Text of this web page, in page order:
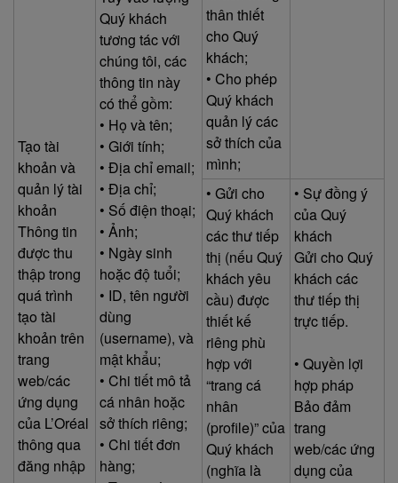
Tạo tài
khoản và
quản lý tài
khoản
Thông tin
được thu
thập trong
quá trình
tạo tài
khoản trên
trang
web/các
ứng dụng
của L’Oréal
thông qua
đăng nhập
Quý khách
tương tác với
chúng tôi, các
thông tin này
có thể gồm:
• Họ và tên;
• Giới tính;
• Địa chỉ email;
• Địa chỉ;
• Số điện thoại;
• Ảnh;
• Ngày sinh
hoặc độ tuổi;
• ID, tên người
dùng
(username), và
mật khẩu;
• Chi tiết mô tả
cá nhân hoặc
sở thích riêng;
• Chi tiết đơn
hàng;
thân thiết
cho Quý
khách;
• Cho phép
Quý khách
quản lý các
sở thích của
mình;
• Gửi cho
Quý khách
các thư tiếp
thị (nếu Quý
khách yêu
cầu) được
thiết kế
riêng phù
hợp với
“trang cá
nhân
(profile)” của
Quý khách
(nghĩa là
• Sự đồng ý
của Quý
khách
Gửi cho Quý
khách các
thư tiếp thị
trực tiếp.
• Quyền lợi
hợp pháp
Bảo đảm
trang
web/các ứng
dụng của